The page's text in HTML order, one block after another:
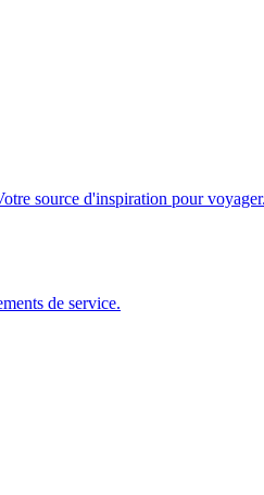
source d'inspiration pour voyager.
de service.